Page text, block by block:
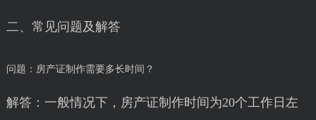
二、常见问题及解答
问题：房产证制作需要多长时间？
解答：一般情况下，房产证制作时间为20个工作日左